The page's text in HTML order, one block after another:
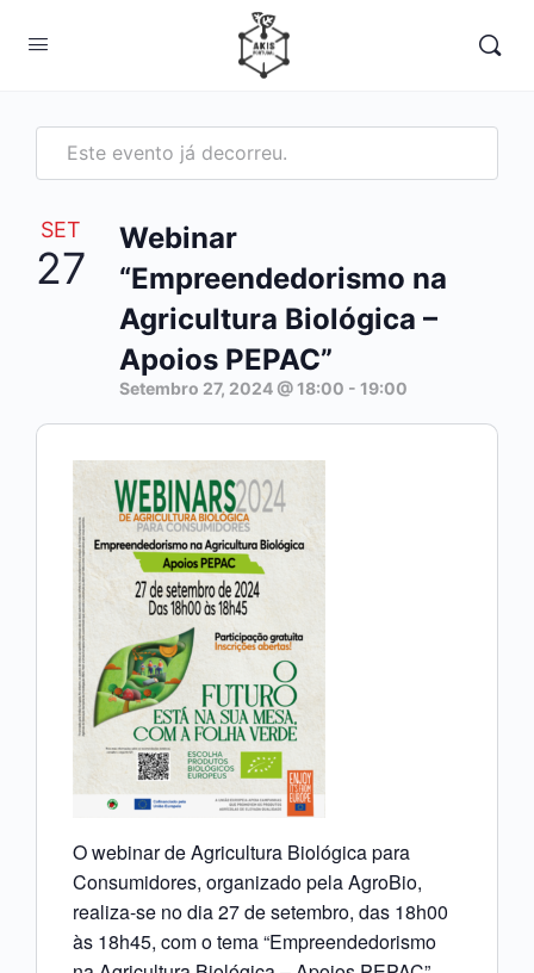
Este evento já decorreu.
SET
27
Webinar
“Empreendedorismo na
Agricultura Biológica –
Apoios PEPAC”
Setembro 27, 2024 @ 18:00 - 19:00
O webinar de Agricultura Biológica para
Consumidores, organizado pela AgroBio,
realiza-se no dia 27 de setembro, das 18h00
às 18h45, com o tema “Empreendedorismo